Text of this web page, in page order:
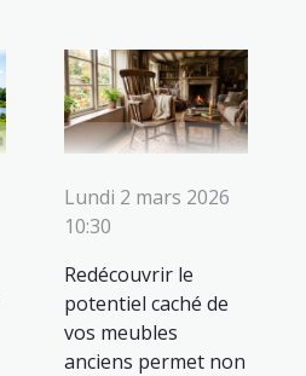
Lundi 2 mars 2026
10:30
Redécouvrir le
potentiel caché de
vos meubles
anciens permet non